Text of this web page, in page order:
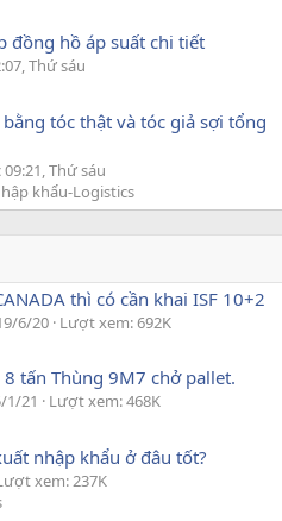
đồng hồ áp suất chi tiết
Thứ sáu
tóc thật và tóc giả sợi tổng
09:21, Thứ sáu
khẩu-Logistics
thì có cần khai ISF 10+2
6/20 Lượt xem: 692K
8 tấn Thùng 9M7 chở pallet.
1/21
Lượt xem: 468K
nhập khẩu ở đâu tốt?
xem: 237K